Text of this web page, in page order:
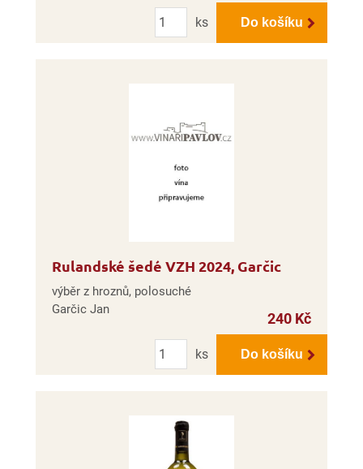
Počet
ks
Do košíku
Rulandské šedé VZH 2024, Garčic
výběr z hroznů, polosuché
Garčic Jan
240 Kč
Počet
ks
Do košíku